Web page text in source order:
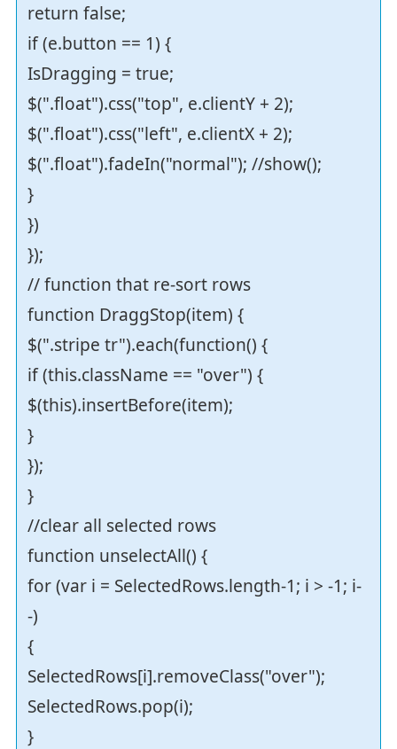
return false;
if (e.button == 1) {
IsDragging = true;
$(".float").css("top", e.clientY + 2);
$(".float").css("left", e.clientX + 2);
$(".float").fadeIn("normal"); //show();
}
})
});
// function that re-sort rows
function DraggStop(item) {
$(".stripe tr").each(function() {
if (this.className == "over") {
$(this).insertBefore(item);
}
});
}
//clear all selected rows
function unselectAll() {
for (var i = SelectedRows.length-1; i > -1; i-
-)
{
SelectedRows[i].removeClass("over");
SelectedRows.pop(i);
}